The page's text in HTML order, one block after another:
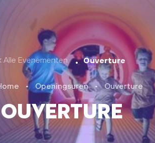
Alle Evenementen Ouverture
Ouverture
• Openingsuren • Ouverture